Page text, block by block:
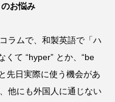
お悩み
ラムで、和製英語で「ハ
くて “hyper” とか、“be
先日実際に使う機会があ
他にも外国人に通じない